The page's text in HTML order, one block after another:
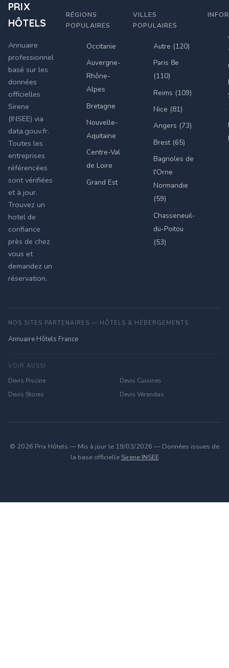
PRIX
HÔTELS
Annuaire
professionnel
basé sur les
données
officielles
Sirene
(INSEE) via
data.gouv.fr.
Toutes les
entreprises
référencées
sont vérifiées
et à jour.
Trouvez un
hotel de
confiance
près de chez
vous et
demandez un
réservation.
RÉGIONS
POPULAIRES
Occitanie
Auvergne-
Rhône-
Alpes
Bretagne
Nouvelle-
Aquitaine
Centre-Val
de Loire
Grand Est
VILLES
POPULAIRES
Autre (120)
Paris 8e
(110)
Reims (109)
Nice (81)
Angers (73)
Brest (65)
Bagnoles de
l'Orne
Normandie
(59)
Chasseneuil-
du-Poitou
(53)
NOS SITES PARTENAIRES — HÔTELS & HÉBERGEMENTS
Annuaire Hôtels France
VOIR AUSSI
Devis Piscine
Devis Cuisines
Devis Stores
Devis Vérandas
© 2026 Prix Hôtels — Mis à jour le 19/03/2026 — Données issues de
la base officielle Sirene INSEE